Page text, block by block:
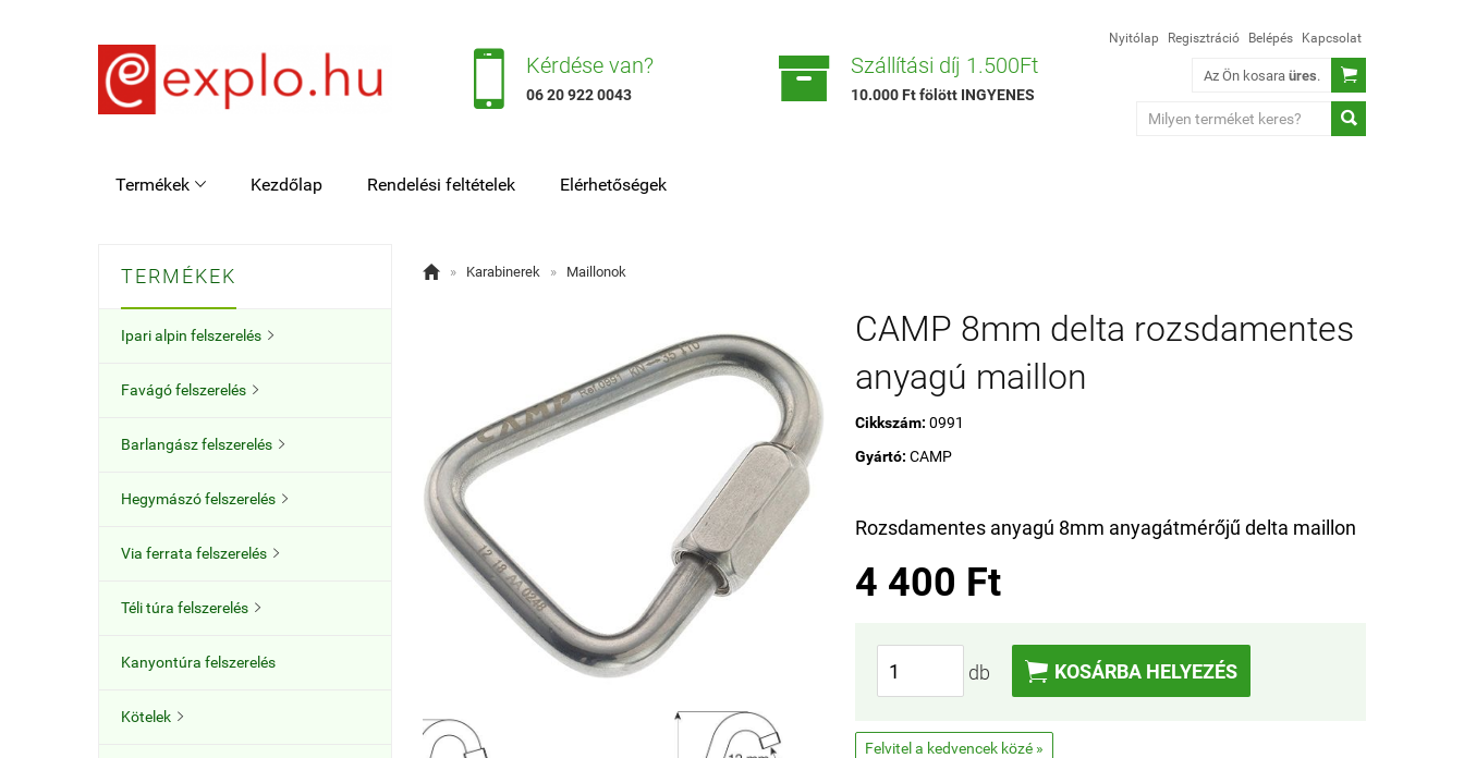
 Kérdése van?
06 20 922 0043  Szállítási díj 1.500Ft
10.000 Ft fölött INGYENES
Nyitólap Regisztráció Belépés Kapcsolat
Az Ön kosara üres.


Termékek  Kezdőlap Rendelési feltételek Elérhetőségek
TERMÉKEK
Ipari alpin felszerelés 
Favágó felszerelés 
Barlangász felszerelés 
Hegymászó felszerelés 
Via ferrata felszerelés 
Téli túra felszerelés 
Kanyontúra felszerelés
Kötelek 
 » Karabinerek » Maillonok
CAMP 8mm delta rozsdamentes
anyagú maillon
Cikkszám: 0991
Gyártó:CAMP
Rozsdamentes anyagú 8mm anyagátmérőjű delta maillon
4 400 Ft
db  KOSÁRBA HELYEZÉS
Felvitel a kedvencek közé »